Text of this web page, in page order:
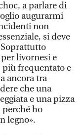
a parlare di
augurarmi
non
si deve
livornesi e
frequentato e
ancora tra
che una
e una pizza
ho
legno».